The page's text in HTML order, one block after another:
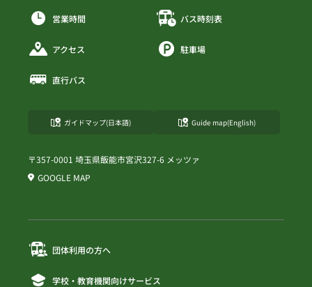
営業時間
アクセス
直行バス
バス時刻表
駐車場
ガイドマップ(日本語) Guide map(English)
〒357-0001 埼玉県飯能市宮沢327-6 メッツァ
GOOGLE MAP
団体利用の方へ
学校・教育機関向けサービス